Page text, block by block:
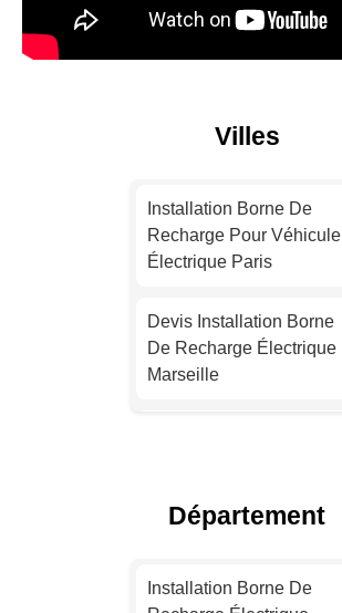
Villes
Installation Borne De
Recharge Pour Véhicule
Électrique Paris
Devis Installation Borne
De Recharge Électrique
Marseille
Électrique Toulouse
Département
Installation Borne De